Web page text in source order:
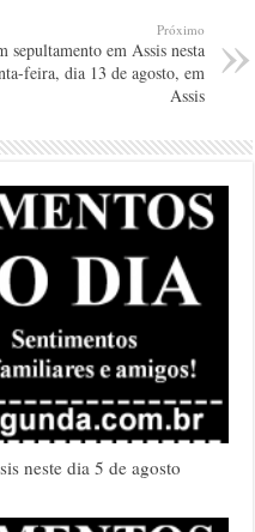
Próximo
sepultamento em Assis nesta
feira, dia 13 de agosto, em
Assis
neste dia 5 de agosto